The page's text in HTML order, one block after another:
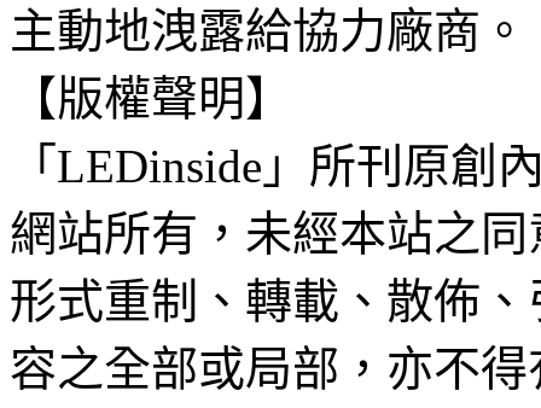
主動地洩露給協力廠商。
【版權聲明】
「LEDinside」所刊原創
網站所有，未經本站之
形式重制、轉載、散佈
容之全部或局部，亦不